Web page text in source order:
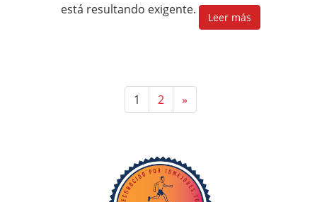
está resultando exigente.
Leer más
1 2 »